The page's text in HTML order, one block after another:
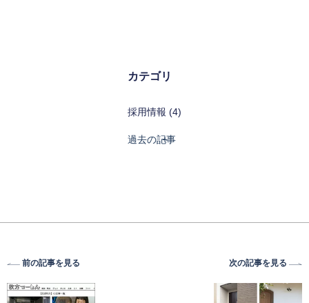
カテゴリ
採用情報 (4)
過去の記事
前の記事を見る 次の記事を見る